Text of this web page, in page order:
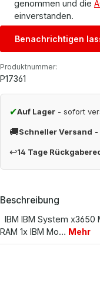
genommen und die
einverstanden.
Benachrichtigen
Produktnummer:
P17361
✔Auf Lager - sofort
🚚Schneller Versand -
↩14 Tage
Beschreibung
IBM IBM System x3650
RAM 1x IBM Mo… Mehr